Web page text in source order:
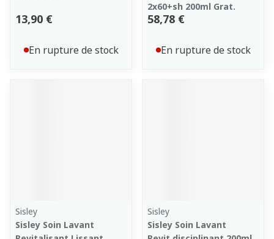
13,90 €
En rupture de stock
2x60+sh 200ml Grat.
58,78 €
En rupture de stock
Sisley
Sisley Soin Lavant
Sisley
Sisley Soin Lavant